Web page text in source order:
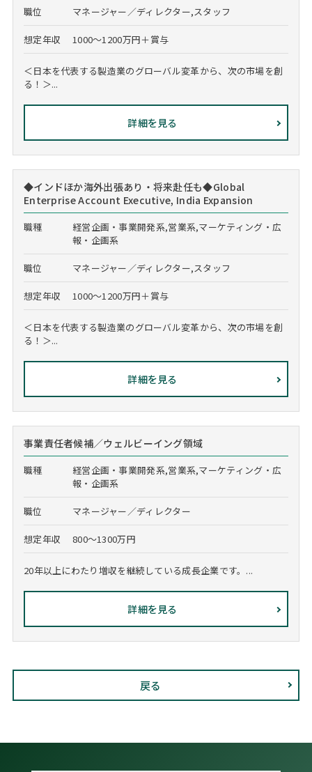
職位 マネージャー／ディレクター,スタッフ
想定年収 1000～1200万円＋賞与
＜日本を代表する製造業のグローバル変革から、次の市場を創
る！＞...
詳細を見る
◆インドほか海外出張あり・将来赴任も◆Global
Enterprise Account Executive, India Expansion
職種
経営企画・事業開発系,営業系,マーケティング・広
報・企画系
職位 マネージャー／ディレクター,スタッフ
想定年収 1000～1200万円＋賞与
＜日本を代表する製造業のグローバル変革から、次の市場を創
る！＞...
詳細を見る
事業責任者候補／ウェルビーイング領域
職種
経営企画・事業開発系,営業系,マーケティング・広
報・企画系
職位 マネージャー／ディレクター
想定年収 800～1300万円
20年以上にわたり増収を継続している成長企業です。...
詳細を見る
戻る